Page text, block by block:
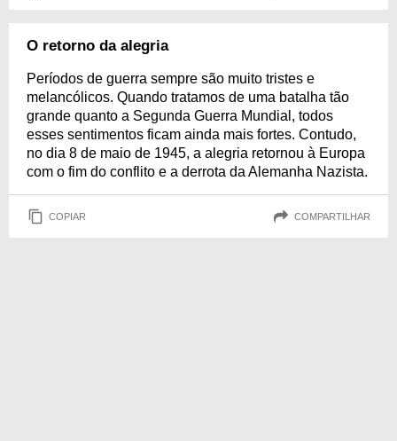
O retorno da alegria
Períodos de guerra sempre são muito tristes e
melancólicos. Quando tratamos de uma batalha tão
grande quanto a Segunda Guerra Mundial, todos
esses sentimentos ficam ainda mais fortes. Contudo,
no dia 8 de maio de 1945, a alegria retornou à Europa
com o fim do conflito e a derrota da Alemanha Nazista.
COPIAR COMPARTILHAR